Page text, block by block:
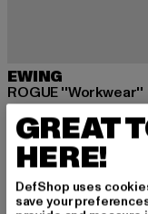
EWING
ROGUE ''Workwear''
141,09 EUR
Ajankohtainen hinta:
-17%
GREAT
HERE!
DefShop uses
save your